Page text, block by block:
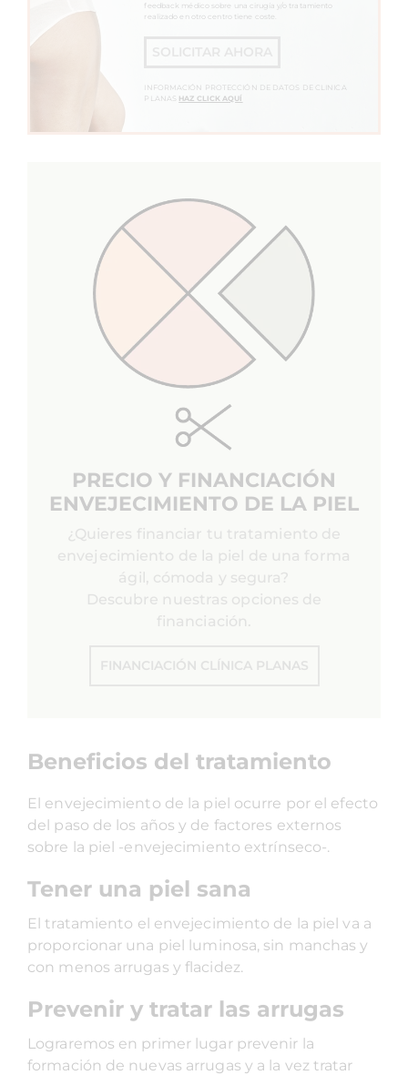
feedback médico sobre una cirugía y/o tratamiento
realizado en otro centro tiene coste.
INFORMACIÓN PROTECCIÓN DE DATOS DE CLINICA
PLANAS HAZ CLICK AQUÍ
PRECIO Y FINANCIACIÓN
ENVEJECIMIENTO DE LA PIEL
¿Quieres financiar tu tratamiento de
envejecimiento de la piel de una forma
ágil, cómoda y segura?
Descubre nuestras opciones de
financiación.
FINANCIACIÓN CLÍNICA PLANAS
Beneficios del tratamiento
El envejecimiento de la piel ocurre por el efecto
del paso de los años y de factores externos
sobre la piel -envejecimiento extrínseco-.
Tener una piel sana
El tratamiento el envejecimiento de la piel va a
proporcionar una piel luminosa, sin manchas y
con menos arrugas y flacidez.
Prevenir y tratar las arrugas
Lograremos en primer lugar prevenir la
formación de nuevas arrugas y a la vez tratar